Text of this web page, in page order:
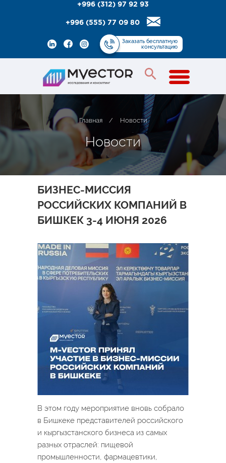
+996 (312) 97 92 93
+996 (555) 77 09 80
Заказатьбесплатную
консультацию
Главная / Новости
Новости
БИЗНЕС-МИССИЯ
РОССИЙСКИХ КОМПАНИЙ В
БИШКЕК 3-4 ИЮНЯ 2026
В этом году мероприятие вновь собрало
в Бишкеке представителей российского
и кыргызстанского бизнеса из самых
разных отраслей: пищевой
промышленности, фармацевтики,